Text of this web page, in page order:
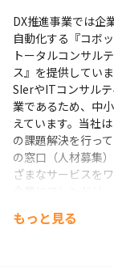
DX推進事業では企
自動化する『コボ
トータルコンサル
ス』を提供していま
SIerやITコンサル
業であるため、中
えています。当社
の課題解決を行っ
の窓口（人材募集
ざまなサービスを
もっと見る